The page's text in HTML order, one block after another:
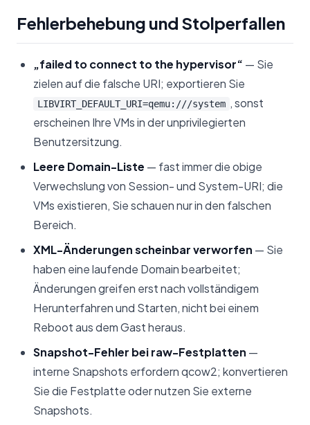
Fehlerbehebung und Stolperfallen
„failed to connect to the hypervisor“ — Sie
zielen auf die falsche URI; exportieren Sie
LIBVIRT_DEFAULT_URI=qemu:///system , sonst
erscheinen Ihre VMs in der unprivilegierten
Benutzersitzung.
Leere Domain-Liste — fast immer die obige
Verwechslung von Session- und System-URI; die
VMs existieren, Sie schauen nur in den falschen
Bereich.
XML-Änderungen scheinbar verworfen — Sie
haben eine laufende Domain bearbeitet;
Änderungen greifen erst nach vollständigem
Herunterfahren und Starten, nicht bei einem
Reboot aus dem Gast heraus.
Snapshot-Fehler bei raw-Festplatten —
interne Snapshots erfordern qcow2; konvertieren
Sie die Festplatte oder nutzen Sie externe
Snapshots.